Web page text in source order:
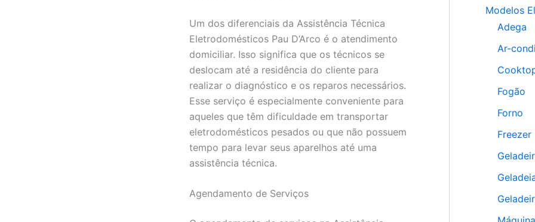
Um dos diferenciais da Assistência Técnica
Eletrodomésticos Pau D’Arco é o atendimento
domiciliar. Isso significa que os técnicos se
deslocam até a residência do cliente para
realizar o diagnóstico e os reparos necessários.
Esse serviço é especialmente conveniente para
aqueles que têm dificuldade em transportar
eletrodomésticos pesados ou que não possuem
tempo para levar seus aparelhos até uma
assistência técnica.
Agendamento de Serviços
Modelos
Adega
Ar-
Fogão
Forno
Freezer